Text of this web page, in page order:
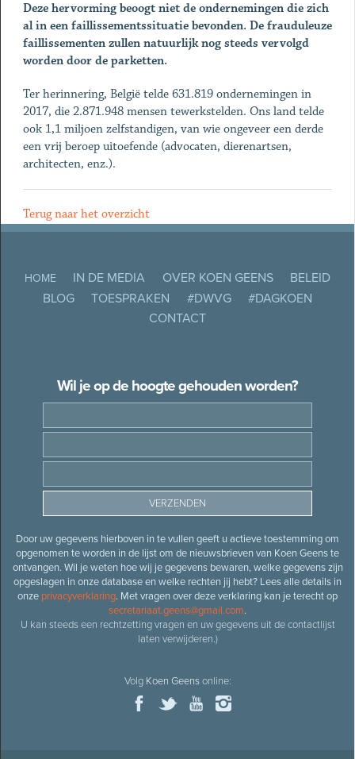
Deze hervorming beoogt niet de ondernemingen die zich
al in een faillissementssituatie bevonden. De frauduleuze
faillissementen zullen natuurlijk nog steeds vervolgd
worden door de parketten.
Ter herinnering, België telde 631.819 ondernemingen in
2017, die 2.871.948 mensen tewerkstelden. Ons land telde
ook 1,1 miljoen zelfstandigen, van wie ongeveer een derde
een vrij beroep uitoefende (advocaten, dierenartsen,
architecten, enz.).
Terug naar het overzicht
HOME IN DE MEDIA OVER KOEN GEENS
BELEID
BLOG
TOESPRAKEN #DWVG
#DAGKOEN
CONTACT
Wil je op de hoogte gehouden worden?
Door uw gegevens hierboven in te vullen geeft u actieve toestemming om
opgenomen te worden in de lijst om de nieuwsbrieven van Koen Geens te
ontvangen. Wil je weten hoe wij je gegevens bewaren, welke gegevens zijn
opgeslagen in onze database en welke rechten jij hebt? Lees alle details in
onze privacyverklaring. Met vragen over deze verklaring kan je terecht op
secretariaat.geens@gmail.com.
U kan steeds een rechtzetting vragen en uw gegevens uit de contactlijst
laten verwijderen.)
Volg Koen Geensonline: